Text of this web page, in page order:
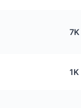
7K
1K